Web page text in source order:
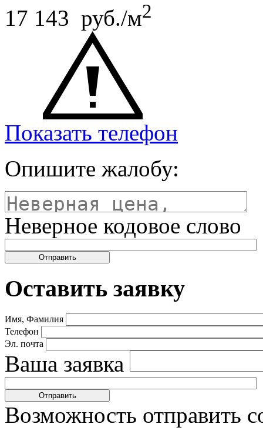
17 143 руб./м2
Показать телефон
Опишите жалобу:
Неверное кодовое слово
Оставить заявку
Имя, Фамилия
Телефон
Эл. почта
Ваша заявка
Возможность отправить